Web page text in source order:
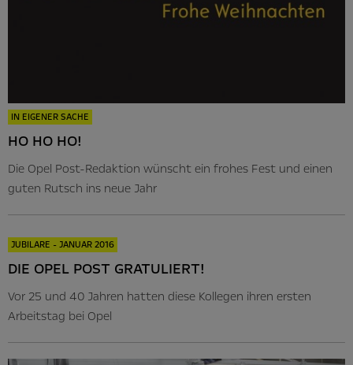
IN EIGENER SACHE
HO HO HO!
Die Opel Post-Redaktion wünscht ein frohes Fest und einen
guten Rutsch ins neue Jahr
JUBILARE - JANUAR 2016
DIE OPEL POST GRATULIERT!
Vor 25 und 40 Jahren hatten diese Kollegen ihren ersten
Arbeitstag bei Opel